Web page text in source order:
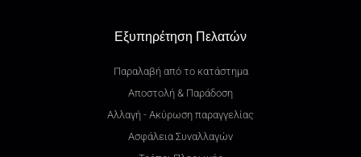
Εξυπηρέτηση Πελατών
Παραλαβή από το κατάστημα
Αποστολή & Παράδοση
Αλλαγή - Ακύρωση παραγγελίας
Ασφάλεια Συναλλαγών